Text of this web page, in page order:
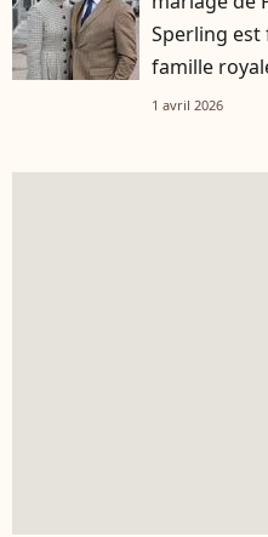
Sperling est
famille
1 avril 2026